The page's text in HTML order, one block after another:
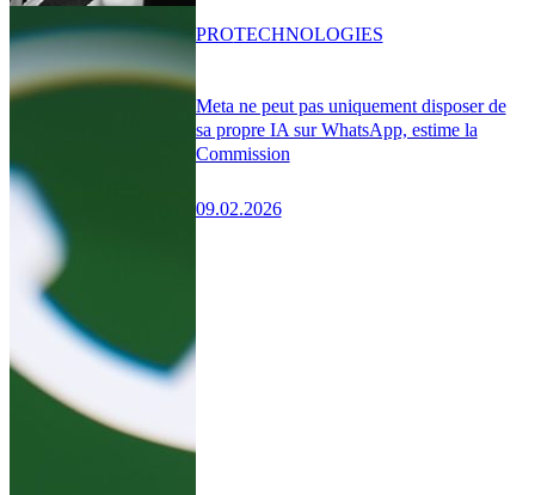
Meta ne peut pas uniquement disposer de
sa propre IA sur WhatsApp, estime la
Commission
09.02.2026
PROTECHNOLOGIES